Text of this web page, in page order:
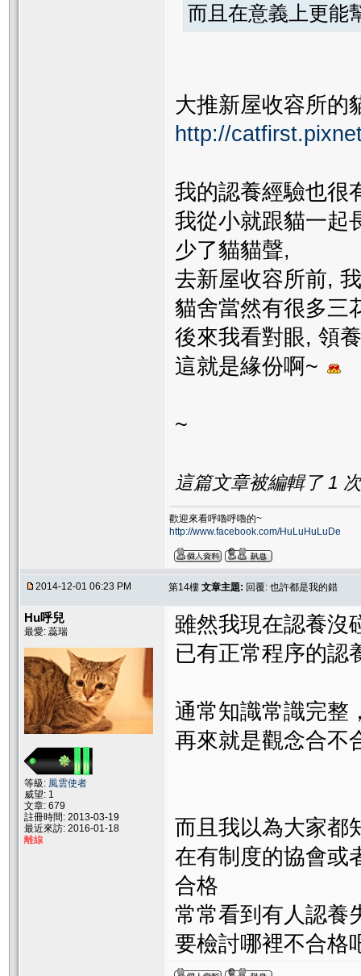
而且在意義上更能
大推新屋收容所的
http://
我的認養經驗也很
我從小就跟貓一起
少了貓貓聲,
去新屋收容所前,
貓舍當然有很多三
後來我看對眼, 領
這就是緣份啊~
~
這篇文章被編輯了 1
歡迎來看呼嚕呼嚕的~
http://www.facebook.com/HuLuHuLuDe
2014-12-01 06:23 PM 第14樓 文章主題: 回覆: 也許都是我的錯
Hu呼兒
最愛: 蕊瑞
等級: 風雲使者
威望: 1
文章: 679
註冊時間: 2013-03-19
最近來訪: 2016-01-18
離線
雖然我現在認養沒
已有正常程序的認
通常知識常識完整
再來就是觀念合不
而且我以為大家都
在有制度的協會或
合格
常常看到有人認養
要檢討哪裡不合格